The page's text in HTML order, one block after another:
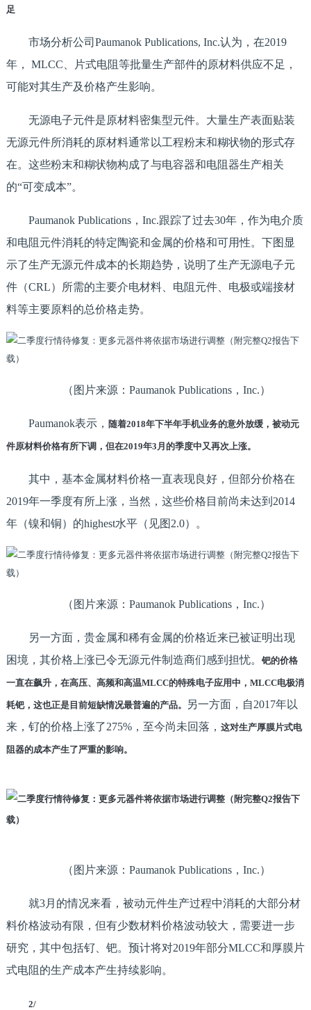
足
市场分析公司Paumanok Publications, Inc.认为，在2019
年， MLCC、片式电阻等批量生产部件的原材料供应不足，
可能对其生产及价格产生影响。
无源电子元件是原材料密集型元件。大量生产表面贴装
无源元件所消耗的原材料通常以工程粉末和糊状物的形式存
在。这些粉末和糊状物构成了与电容器和电阻器生产相关
的“可变成本”。
Paumanok Publications，Inc.跟踪了过去30年，作为电介质
和电阻元件消耗的特定陶瓷和金属的价格和可用性。下图显
示了生产无源元件成本的长期趋势，说明了生产无源电子元
件（CRL）所需的主要介电材料、电阻元件、电极或端接材
料等主要原料的总价格走势。
（图片来源：Paumanok Publications，Inc.）
Paumanok表示， 随着2018年下半年手机业务的意外放缓，被动元
件原材料价格有所下调，但在2019年3月的季度中又再次上涨。
其中，基本金属材料价格一直表现良好，但部分价格在
2019年一季度有所上涨，当然，这些价格目前尚未达到2014
年（镍和铜）的highest水平（见图2.0）。
（图片来源：Paumanok Publications，Inc.）
另一方面，贵金属和稀有金属的价格近来已被证明出现
困境，其价格上涨已令无源元件制造商们感到担忧。 钯的价格
一直在飙升，在高压、高频和高温MLCC的特殊电子应用中，MLCC电极消
耗钯，这也正是目前短缺情况最普遍的产品。
另一方面，自2017年以
来，钌的价格上涨了275%，至今尚未回落， 这对生产厚膜片式电
阻器的成本产生了严重的影响。
（图片来源：Paumanok Publications，Inc.）
就3月的情况来看，被动元件生产过程中消耗的大部分材
料价格波动有限，但有少数材料价格波动较大，需要进一步
研究，其中包括钌、钯。预计将对2019年部分MLCC和厚膜片
式电阻的生产成本产生持续影响。
2/